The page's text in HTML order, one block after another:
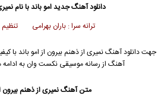
دانلود آهنگ جدیدامو باند با نام
ترانه سرا : باران بهرامی
جهت دانلود آهنگ نمیری از ذهنم بیرون از امو باند
آهنگ از رسانه موسیقی نکست وان به ادامه
متن آهنگ نمیری از ذهنم بیرون